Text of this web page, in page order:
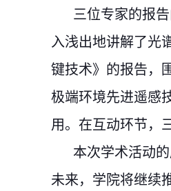
三位专家的报
入浅出地讲解了光
键技术》的报告，
极端环境先进遥感
用。在互动环节，
本次学术活动
未来，学院将继续